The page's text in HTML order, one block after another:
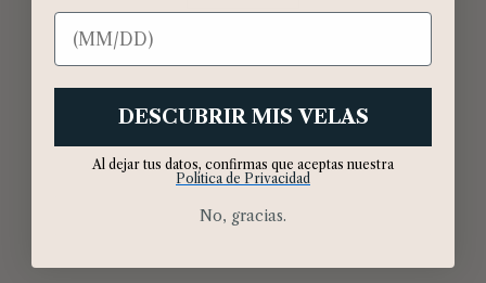
Cumpleaños
DESCUBRIR MIS VELAS
Al dejar tus datos, confirmas que aceptas nuestra
Política de Privacidad
No, gracias.